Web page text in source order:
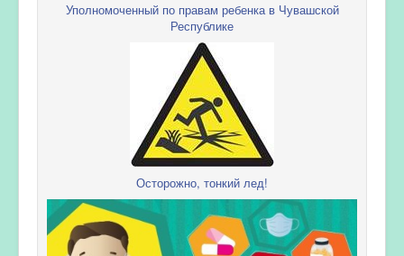
Уполномоченный по правам ребенка в Чувашской
Республике
Осторожно, тонкий лед!